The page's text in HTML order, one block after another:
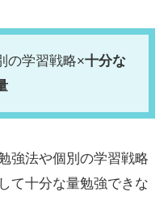
の学習戦略×十分な
強法や個別の学習戦略
て十分な量勉強できな